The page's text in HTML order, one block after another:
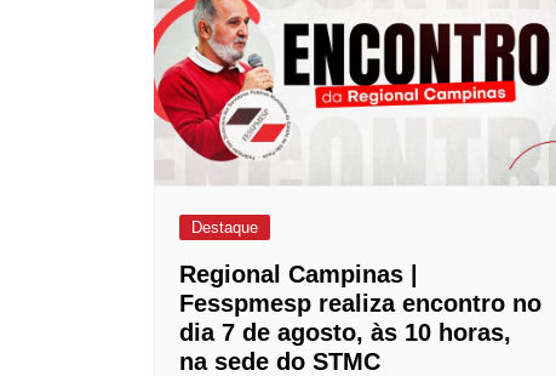
Destaque
Regional Campinas |
Fesspmesp realiza encontro no
dia 7 de agosto, às 10 horas,
na sede do STMC